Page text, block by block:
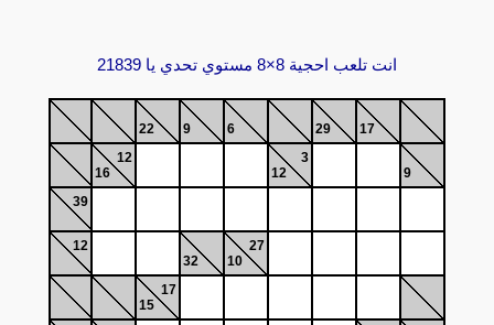
انت تلعب احجية 8×8 مستوي تحدي يا 21839
22 9 6 29
17
12
16
3
12
9
39
12
32
27
10
17
15